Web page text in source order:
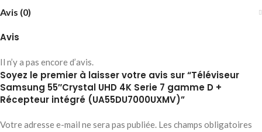
Avis (0)
Avis
Il n’y a pas encore d’avis.
Soyez le premier à laisser votre avis sur “Téléviseur
Samsung 55″Crystal UHD 4K Serie 7 gamme D +
Récepteur intégré (UA55DU7000UXMV)”
Votre adresse e-mail ne sera pas publiée. Les champs obligatoires